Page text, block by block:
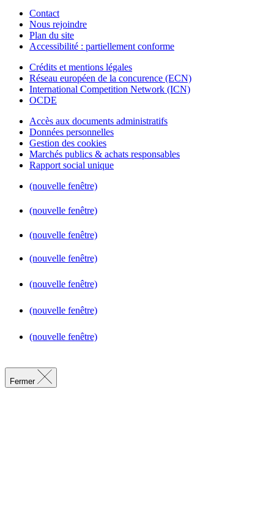
Contact
Nous rejoindre
Plan du site
Accessibilité : partiellement conforme
Crédits et mentions légales
Réseau européen de la concurence (ECN)
International Competition Network (ICN)
OCDE
Accès aux documents administratifs
Données personnelles
Gestion des cookies
Marchés publics & achats responsables
Rapport social unique
(nouvelle fenêtre)
(nouvelle fenêtre)
(nouvelle fenêtre)
(nouvelle fenêtre)
(nouvelle fenêtre)
(nouvelle fenêtre)
(nouvelle fenêtre)
Fermer